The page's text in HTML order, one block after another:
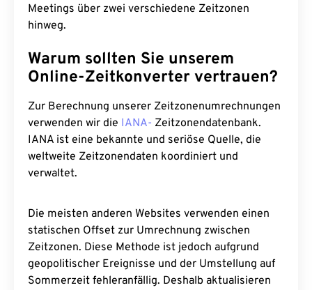
Meetings über zwei verschiedene Zeitzonen
hinweg.
Warum sollten Sie unserem
Online-Zeitkonverter vertrauen?
Zur Berechnung unserer Zeitzonenumrechnungen
verwenden wir die IANA- Zeitzonendatenbank.
IANA ist eine bekannte und seriöse Quelle, die
weltweite Zeitzonendaten koordiniert und
verwaltet.
Die meisten anderen Websites verwenden einen
statischen Offset zur Umrechnung zwischen
Zeitzonen. Diese Methode ist jedoch aufgrund
geopolitischer Ereignisse und der Umstellung auf
Sommerzeit fehleranfällig. Deshalb aktualisieren